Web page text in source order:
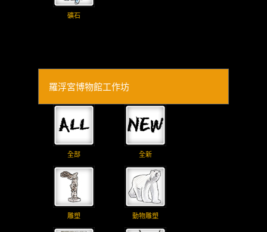
礦石
羅浮宮博物館工作坊
全部 全新
雕塑 動物雕塑